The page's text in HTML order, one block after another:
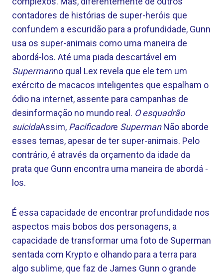
contadores de histórias de super-heróis que
confundem a escuridão para a profundidade, Gunn
usa os super-animais como uma maneira de
abordá-los. Até uma piada descartável em
Supermanno qual Lex revela que ele tem um
exército de macacos inteligentes que espalham o
ódio na internet, assente para campanhas de
desinformação no mundo real. O esquadrão
suicidaAssim, Pacificadore SupermanNão aborde
esses temas, apesar de ter super-animais. Pelo
contrário, é através da orçamento da idade da
prata que Gunn encontra uma maneira de abordá -
los.
É essa capacidade de encontrar profundidade nos
aspectos mais bobos dos personagens, a
capacidade de transformar uma foto de Superman
sentada com Krypto e olhando para a terra para
algo sublime, que faz de James Gunn o grande